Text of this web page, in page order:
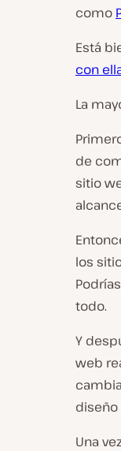
como
Está
con
La
de
sitio
los
todo.
Y
web
diseño
Una